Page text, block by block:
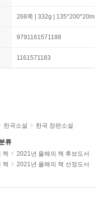
268쪽 | 332g |
9791161571188
1161571183
한국소설 한국 장편소설
류
책
2021년 올해의 책 후보도서
책 2021년 올해의 책 선정도서